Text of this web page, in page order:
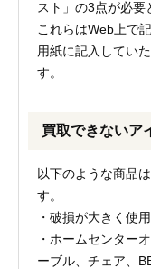
スト」の3点が必要
これらはWeb上で
用紙に記入してい
す。
買取できないア
以下のような商品
す。
・破損が大きく使
・ホームセンター
ーブル、チェア、